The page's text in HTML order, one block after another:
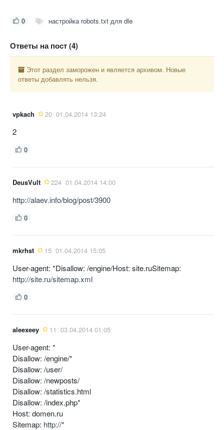
0 настройка robots.txt для dle
Ответы на пост (4)
Этот раздел заморожен и является архивом. Новые
ответы добавлять нельзя.
vpkach 20 01.04.2014 13:24
2
0
DeusVult 224 01.04.2014 14:00
http://alaev.info/blog/post/3900
0
mkrhst 15 01.04.2014 15:05
User-agent: *Disallow: /engine/Host: site.ruSitemap:
http://site.ru/sitemap.xml
0
aleexeey 11 03.04.2014 01:05
User-agent: *
Disallow: /engine/*
Disallow: /user/
Disallow: /newposts/
Disallow: /statistics.html
Disallow: /index.php*
Host: domen.ru
Sitemap: http://*